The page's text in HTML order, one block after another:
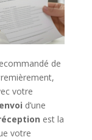
de
votre
d’une
est la
votre